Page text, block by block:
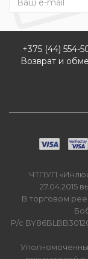
+375 (44) 554-
Возврат и
ЧТПУП
27.04.2015
В торговом
Р/с